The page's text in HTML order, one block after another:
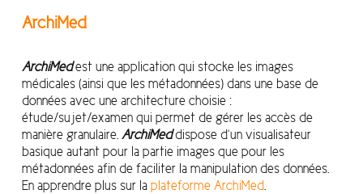
ArchiMed
ArchiMedest une application qui stocke les images
médicales (ainsi que les métadonnées) dans une base de
données avec une architecture choisie :
étude/sujet/examen qui permet de gérer les accès de
manière granulaire. ArchiMeddispose d‘un visualisateur
basique autant pour la partie images que pour les
métadonnées afin de faciliter la manipulation des données.
En apprendre plus sur la plateforme ArchiMed.